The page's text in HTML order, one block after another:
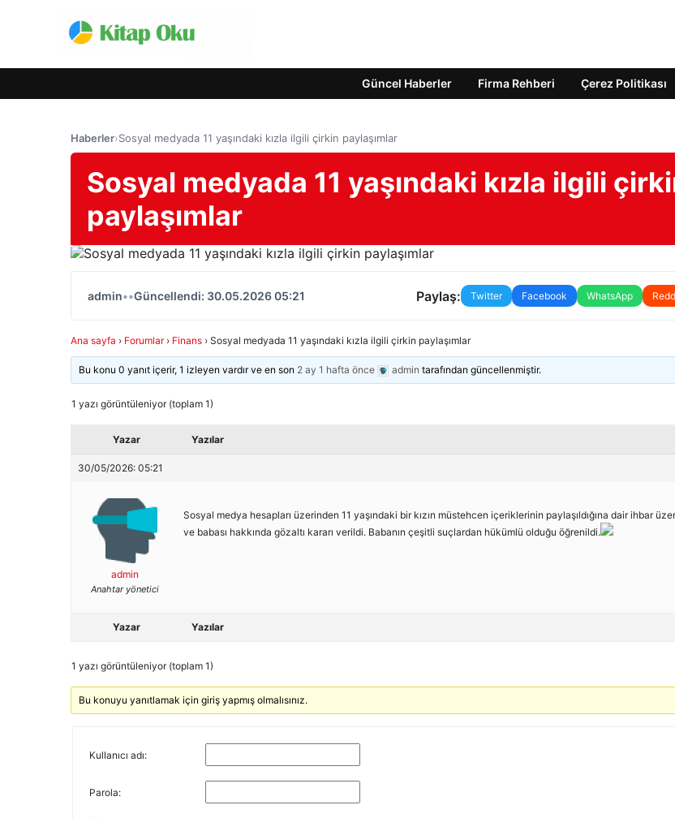
Güncel Haberler Firma Rehberi Çerez Politikası
Haberler›Sosyal medyada 11 yaşındaki kızla ilgili çirkin paylaşımlar
Sosyal medyada 11 yaşındaki kızla ilgili
paylaşımlar
admin••Güncellendi: 30.05.2026 05:21 Paylaş: Twitter Facebook WhatsApp
Ana sayfa › Forumlar › Finans › Sosyal medyada 11 yaşındaki kızla ilgili çirkin paylaşımlar
Bu konu 0 yanıt içerir, 1 izleyen vardır ve en son 2 ay 1 hafta önce admin tarafından güncellenmiştir.
1 yazı görüntüleniyor (toplam 1)
Yazar Yazılar
30/05/2026: 05:21
admin
Anahtar yönetici
Sosyal medya hesapları üzerinden 11 yaşındaki bir kızın müstehcen içeriklerinin paylaşıldığına dair ihbar
ve babası hakkında gözaltı kararı verildi. Babanın çeşitli suçlardan hükümlü olduğu öğrenildi.
Yazar Yazılar
1 yazı görüntüleniyor (toplam 1)
Bu konuyu yanıtlamak için giriş yapmış olmalısınız.
Kullanıcı adı:
Parola: